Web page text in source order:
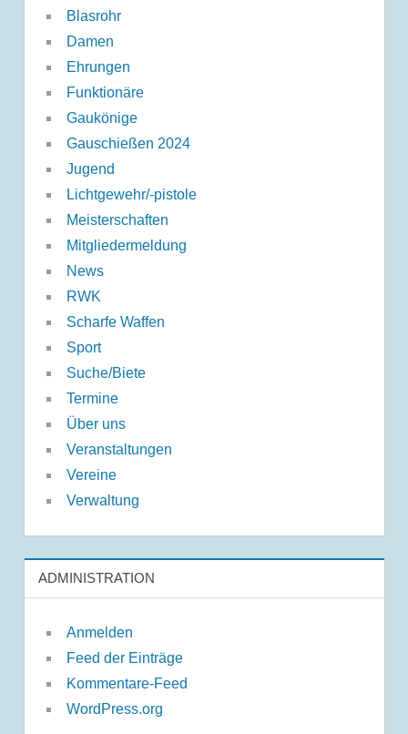
Blasrohr
Damen
Ehrungen
Funktionäre
Gaukönige
Gauschießen 2024
Jugend
Lichtgewehr/-pistole
Meisterschaften
Mitgliedermeldung
News
RWK
Scharfe Waffen
Sport
Suche/Biete
Termine
Über uns
Veranstaltungen
Vereine
Verwaltung
ADMINISTRATION
Anmelden
Feed der Einträge
Kommentare-Feed
WordPress.org